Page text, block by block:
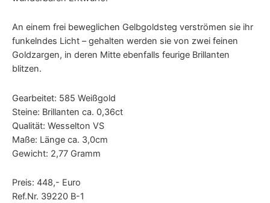
An einem frei beweglichen Gelbgoldsteg verströmen sie ihr
funkelndes Licht – gehalten werden sie von zwei feinen
Goldzargen, in deren Mitte ebenfalls feurige Brillanten
blitzen.
Gearbeitet: 585 Weißgold
Steine: Brillanten ca. 0,36ct
Qualität: Wesselton VS
Maße: Länge ca. 3,0cm
Gewicht: 2,77 Gramm
Preis: 448,- Euro
Ref.Nr. 39220 B-1